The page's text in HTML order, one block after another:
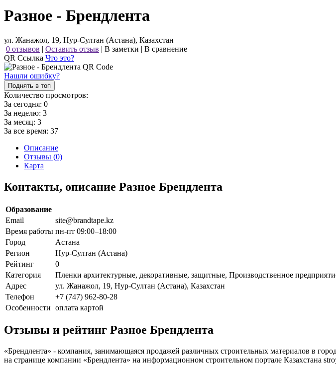
Разное - Брендлента
ул. Жанажол, 19, Нур-Султан (Астана), Казахстан
0 отзывов | Оставить отзыв | В заметки | В сравнение
QR Ссылка Что это?
Нашли ошибку?
Поднять в топ
Количество просмотров:
За сегодня: 0
За неделю: 3
За месяц: 3
За все время: 37
Описание
Отзывы (0)
Карта
Контакты, описание Разное Брендлента
Образование
Email
site@brandtape.kz
Время работы пн-пт 09:00–18:00
Город
Астана
Регион
Нур-Султан (Астана)
Рейтинг
0
Категория
Пленки архитектурные, декоративные, защитные, Производственное
Адрес
ул. Жанажол, 19, Нур-Султан (Астана), Казахстан
Телефон
+7 (747) 962-80-28
Особенности оплата картой
Отзывы и рейтинг Разное Брендлента
«Брендлента» - компания, занимающаяся продажей различных строительных материалов в
на странице компании «Брендлента» на информационном строительном портале Казахстана